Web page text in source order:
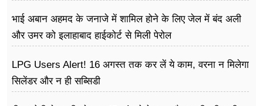
भाई अबान अहमद के जनाजे में शामिल होने के लिए जेल में बंद अली
और उमर को इलाहाबाद हाईकोर्ट से मिली पेरोल
LPG Users Alert! 16 अगस्त तक कर लें ये काम, वरना न मिलेगा
सिलेंडर और न ही सब्सिडी